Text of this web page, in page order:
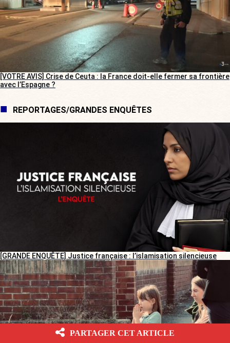
[VOTRE AVIS] Crise de Ceuta : la France doit-elle fermer sa frontière
avec l’Espagne ?
REPORTAGES/GRANDES ENQUÊTES
[GRANDE ENQUÊTE] Justice française : l’islamisation silencieuse
PARTAGER CET ARTICLE